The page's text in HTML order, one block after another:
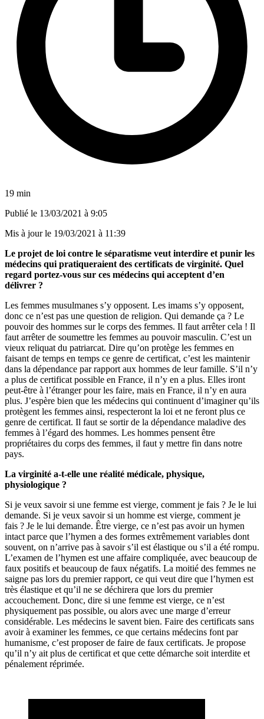
19 min
Publié le 13/03/2021 à 9:05
Mis à jour le 19/03/2021 à 11:39
Le projet de loi contre le séparatisme veut interdire et punir les
médecins qui pratiqueraient des certificats de virginité. Quel
regard portez-vous sur ces médecins qui acceptent d’en
délivrer ?
Les femmes musulmanes s’y opposent. Les imams s’y opposent,
donc ce n’est pas une question de religion. Qui demande ça ? Le
pouvoir des hommes sur le corps des femmes. Il faut arrêter cela ! Il
faut arrêter de soumettre les femmes au pouvoir masculin. C’est un
vieux reliquat du patriarcat. Dire qu’on protège les femmes en
faisant de temps en temps ce genre de certificat, c’est les maintenir
dans la dépendance par rapport aux hommes de leur famille. S’il n’y
a plus de certificat possible en France, il n’y en a plus. Elles iront
peut-être à l’étranger pour les faire, mais en France, il n’y en aura
plus. J’espère bien que les médecins qui continuent d’imaginer qu’ils
protègent les femmes ainsi, respecteront la loi et ne feront plus ce
genre de certificat. Il faut se sortir de la dépendance maladive des
femmes à l’égard des hommes. Les hommes pensent être
propriétaires du corps des femmes, il faut y mettre fin dans notre
pays.
La virginité a-t-elle une réalité médicale, physique,
physiologique ?
Si je veux savoir si une femme est vierge, comment je fais ? Je le lui
demande. Si je veux savoir si un homme est vierge, comment je
fais ? Je le lui demande. Être vierge, ce n’est pas avoir un hymen
intact parce que l’hymen a des formes extrêmement variables dont
souvent, on n’arrive pas à savoir s’il est élastique ou s’il a été rompu.
L’examen de l’hymen est une affaire compliquée, avec beaucoup de
faux positifs et beaucoup de faux négatifs. La moitié des femmes ne
saigne pas lors du premier rapport, ce qui veut dire que l’hymen est
très élastique et qu’il ne se déchirera que lors du premier
accouchement. Donc, dire si une femme est vierge, ce n’est
physiquement pas possible, ou alors avec une marge d’erreur
considérable. Les médecins le savent bien. Faire des certificats sans
avoir à examiner les femmes, ce que certains médecins font par
humanisme, c’est proposer de faire de faux certificats. Je propose
qu’il n’y ait plus de certificat et que cette démarche soit interdite et
pénalement réprimée.